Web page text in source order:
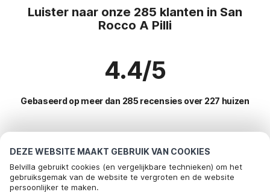
DEZE WEBSITE MAAKT GEBRUIK VAN COOKIES
Belvilla gebruikt cookies (en vergelijkbare technieken) om het
gebruiksgemak van de website te vergroten en de website
persoonlijker te maken.
Luister naar onze 285 klanten in San
Rocco A Pilli
4.4/5
Gebaseerd op meer dan 285 recensies over 227 huizen
Meest populaire bestemmingen voor
vakantie
Top steden met top voorzieningen voor vakantie